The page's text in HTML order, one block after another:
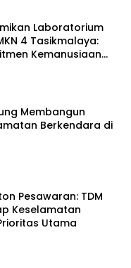
Laboratorium
4 Tasikmalaya:
Kemanusiaan
Membangun
Berkendara di
Pesawaran: TDM
Keselamatan
Utama